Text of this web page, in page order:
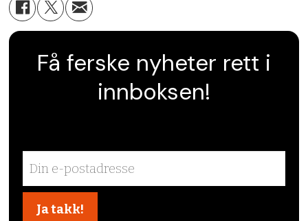
Få ferske nyheter rett i
innboksen!